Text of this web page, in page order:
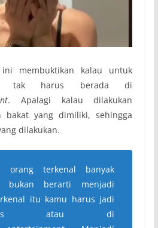
membuktikan kalau untuk
tak harus berada di
. Apalagi kalau dilakukan
yang dimiliki, sehingga
dilakukan.
orang terkenal banyak
bukan berarti menjadi
itu kamu harus jadi
atau di